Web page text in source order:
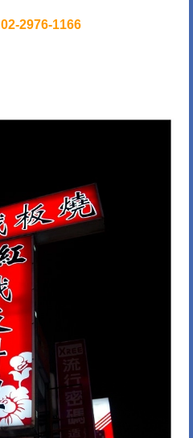
02-2976-1166